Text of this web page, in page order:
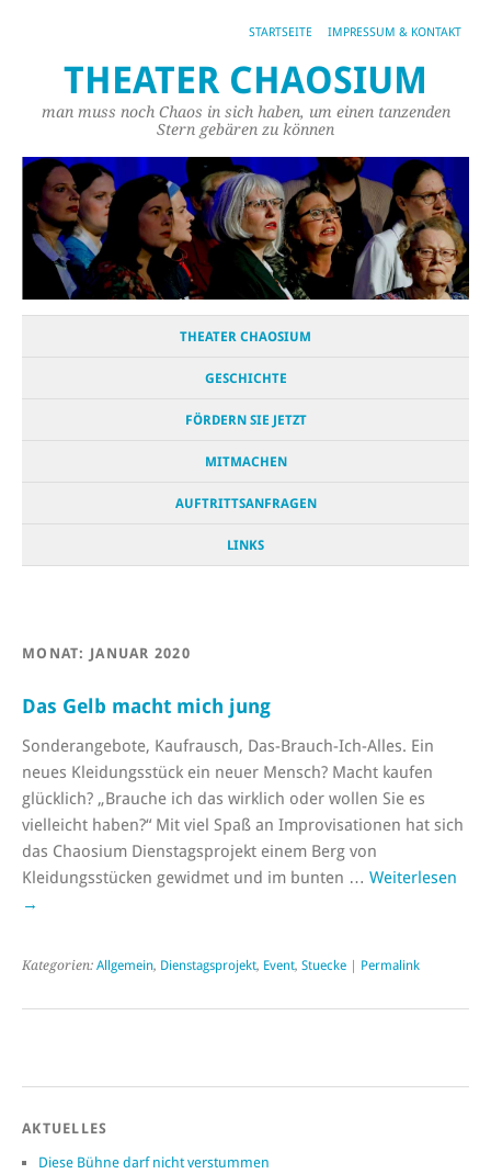
STARTSEITE IMPRESSUM & KONTAKT
THEATER CHAOSIUM
man muss noch Chaos in sich haben, um einen tanzenden
Stern gebären zu können
THEATER CHAOSIUM
GESCHICHTE
FÖRDERN SIE JETZT
MITMACHEN
AUFTRITTSANFRAGEN
LINKS
MONAT: JANUAR 2020
Das Gelb macht mich jung
Sonderangebote, Kaufrausch, Das-Brauch-Ich-Alles. Ein
neues Kleidungsstück ein neuer Mensch? Macht kaufen
glücklich? „Brauche ich das wirklich oder wollen Sie es
vielleicht haben?“ Mit viel Spaß an Improvisationen hat sich
das Chaosium Dienstagsprojekt einem Berg von
Kleidungsstücken gewidmet und im bunten … Weiterlesen
→
Kategorien: Allgemein, Dienstagsprojekt, Event, Stuecke | Permalink
AKTUELLES
Diese Bühne darf nicht verstummen